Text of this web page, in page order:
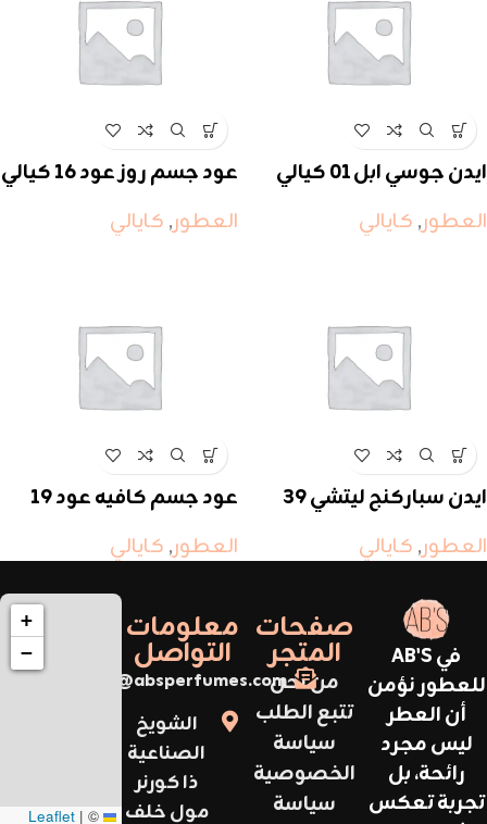
ايدن جوسي ابل 01 كيالي
العطور, كايالي
عود جسم روز عود 16 كيالي
العطور, كايالي
ايدن سباركنج ليتشي 39
العطور, كايالي
عود جسم كافيه عود 19
العطور, كايالي
في AB'S
للعطور نؤمن
أن العطر
ليس مجرد
رائحة، بل
تجربة تعكس
صفحات
المتجر
من نحن
تتبع الطلب
سياسة
الخصوصية
سياسة
معلومات
التواصل
support@absperfumes.com
الشويخ
الصناعية
ذا كورنر
مول خلف
+
−
| ©